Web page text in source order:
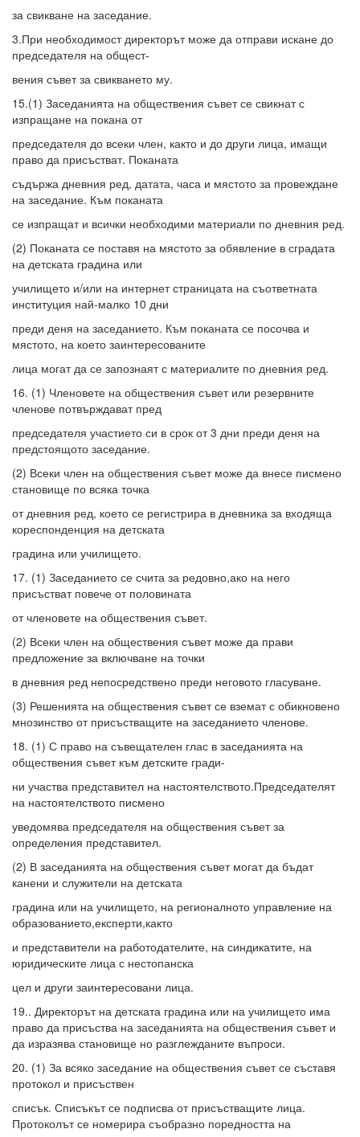
за свикване на заседание.
3.При необходимост директорът може да отправи искане до
председателя на общест-
вения съвет за свикването му.
15.(1) Заседанията на обществения съвет се свикнат с
изпращане на покана от
председателя до всеки член, както и до други лица, имащи
право да присъстват. Поканата
съдържа дневния ред, датата, часа и мястото за провеждане
на заседание. Към поканата
се изпращат и всички необходими материали по дневния ред.
(2) Поканата се поставя на мястото за обявление в сградата
на детската градина или
училището и/или на интернет страницата на съответната
институция най-малко 10 дни
преди деня на заседанието. Към поканата се посочва и
мястото, на което заинтересованите
лица могат да се запознаят с материалите по дневния ред.
16. (1) Членовете на обществения съвет или резервните
членове потвърждават пред
председателя участието си в срок от 3 дни преди деня на
предстоящото заседание.
(2) Всеки член на обществения съвет може да внесе писмено
становище по всяка точка
от дневния ред, което се регистрира в дневника за входяща
кореспонденция на детската
градина или училището.
17. (1) Заседанието се счита за редовно,ако на него
присъстват повече от половината
от членовете на обществения съвет.
(2) Всеки член на обществения съвет може да прави
предложение за включване на точки
в дневния ред непосредствено преди неговото гласуване.
(3) Решенията на обществения съвет се вземат с обикновено
мнозинство от присъстващите на заседанието членове.
18. (1) С право на съвещателен глас в заседанията на
обществения съвет към детските гради-
ни участва представител на настоятелството.Председателят
на настоятелството писмено
уведомява председателя на обществения съвет за
определения представител.
(2) В заседанията на обществения съвет могат да бъдат
канени и служители на детската
градина или на училището, на регионалното управление на
образованието,експерти,както
и представители на работодателите, на синдикатите, на
юридическите лица с нестопанска
цел и други заинтересовани лица.
19.. Директорът на детската градина или на училището има
право да присъства на заседанията на обществения съвет и
да изразява становище но разглежданите въпроси.
20. (1) За всяко заседание на обществения съвет се съставя
протокол и присъствен
списък. Списъкът се подписва от присъстващите лица.
Протоколът се номерира съобразно поредността на